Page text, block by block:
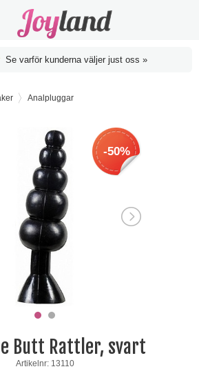
Se varför kunderna väljer just oss »
Analpluggar
-50%
Butt Rattler, svart
Artikelnr: 13110